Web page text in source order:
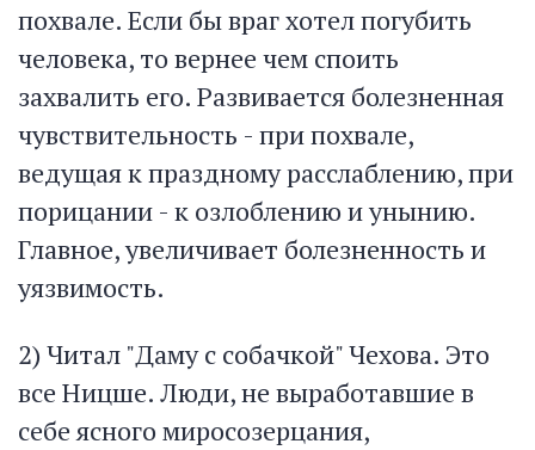
похвале. Если бы враг хотел погубить
человека, то вернее чем споить
захвалить его. Развивается болезненная
чувствительность - при похвале,
ведущая к праздному расслаблению, при
порицании - к озлоблению и унынию.
Главное, увеличивает болезненность и
уязвимость.
2) Читал "Даму с собачкой" Чехова. Это
все Ницше. Люди, не выработавшие в
себе ясного миросозерцания,